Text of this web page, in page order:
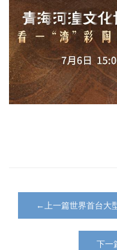
←上一篇世界首台大
下一